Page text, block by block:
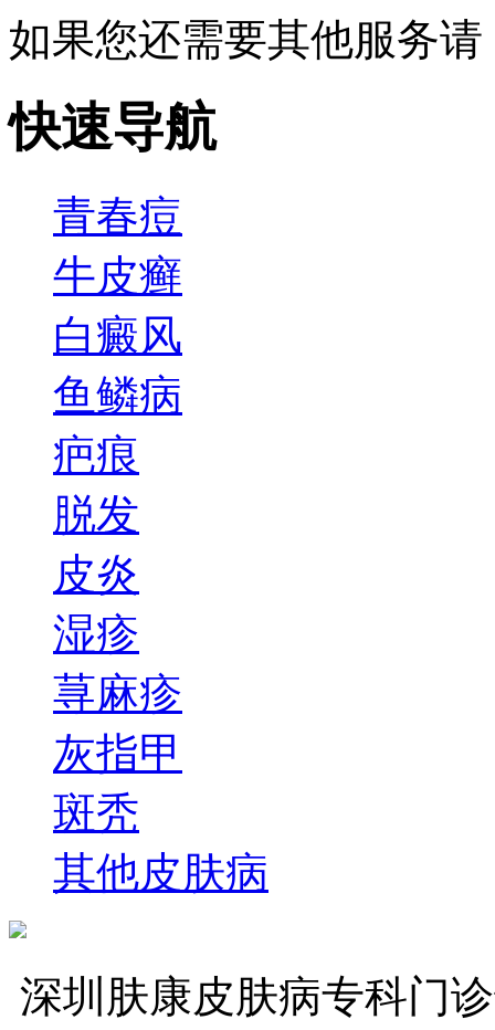
如果您还需要其他服务
快速导航
青春痘
牛皮癣
白癜风
鱼鳞病
疤痕
脱发
皮炎
湿疹
荨麻疹
灰指甲
斑秃
其他皮肤病
深圳肤康皮肤病专科门